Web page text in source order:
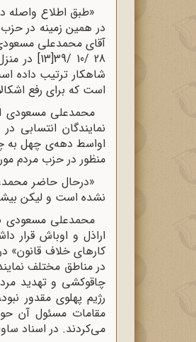
«طبق اطلاع واصله
در همین زمینه در
آقای محمدعلی
28 /10 /
شاهکار ترتیب داده
است که برای رفع
محمدعلی مسعودی
نمایندگان
منظور در حزب مردم
«درحال حاضر
نشده است و لیکن
محمدعلی مسعودی
اراذل و اوباش قرار
کارهای خلاف قانون»
در مناطق مختلف
چاقوکشی و تهدید
رژیم پهلوی مقدور
مقامات مسئول آن
می‌کردند. در اسناد